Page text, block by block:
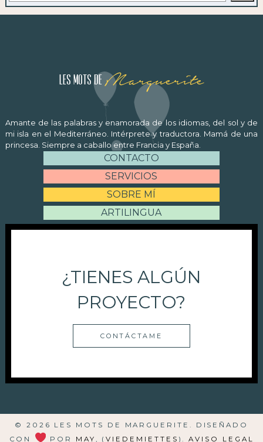
Les mots de Marguerite
Amante de las palabras y enamorada de los idiomas, del sol y de
mi isla en el Mediterráneo. Intérprete y traductora. Mamá de una
princesa. Siempre a caballo entre Francia y España.
CONTACTO
SERVICIOS
SOBRE MÍ
ARTILINGUA
¿TIENES ALGÚN
PROYECTO?
CONTÁCTAME
© 2026 LES MOTS DE MARGUERITE. DISEÑADO
CON
POR MAY , (VIEDEMIETTES ).AVISO LEGAL